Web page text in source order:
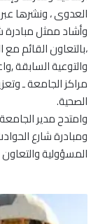
العدوى ، ونشرها
وأشاد ممثل مبادرة
،بالتعاون القائم
والتوعية السابقة
مراكز الجامعة ـ
الصحية.
وامتدح مدير
ومبادرة شارع
المسؤولية